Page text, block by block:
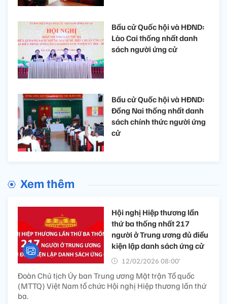
Bầu cử Quốc hội và HĐND:
Lào Cai thống nhất danh
sách người ứng cử
Bầu cử Quốc hội và HĐND:
Đồng Nai thống nhất danh
sách chính thức người ứng
cử
Xem thêm
Hội nghị Hiệp thương lần
thứ ba thống nhất 217
người ở Trung ương đủ điều
kiện lập danh sách ứng cử
12/02/2026 08:00’
Đoàn Chủ tịch Ủy ban Trung ương Mặt trận Tổ quốc
(MTTQ) Việt Nam tổ chức Hội nghị Hiệp thương lần thứ
ba.